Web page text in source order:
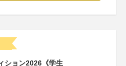
ション2026《学生